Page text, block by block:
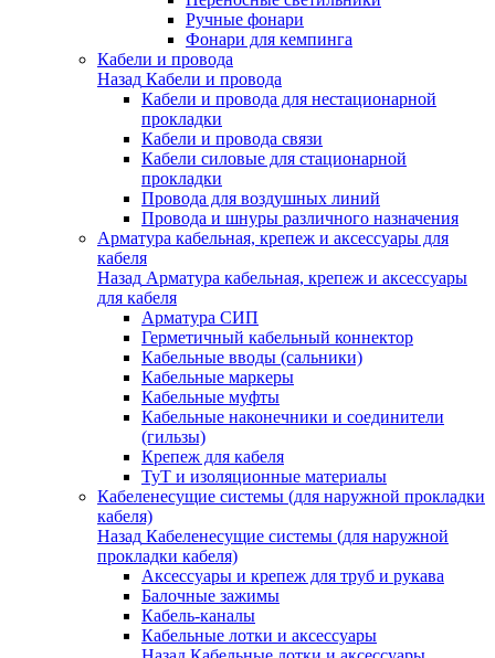
Ручные фонари
Фонари для кемпинга
Кабели и провода
Назад Кабели и провода
Кабели и провода для нестационарной
прокладки
Кабели и провода связи
Кабели силовые для стационарной
прокладки
Провода для воздушных линий
Провода и шнуры различного назначения
Арматура кабельная, крепеж и аксессуары для
кабеля
Назад Арматура кабельная, крепеж и аксессуары
для кабеля
Арматура СИП
Герметичный кабельный коннектор
Кабельные вводы (сальники)
Кабельные маркеры
Кабельные муфты
Кабельные наконечники и соединители
(гильзы)
Крепеж для кабеля
ТуТ и изоляционные материалы
Кабеленесущие системы (для наружной прокладки
кабеля)
Назад Кабеленесущие системы (для наружной
прокладки кабеля)
Аксессуары и крепеж для труб и рукава
Балочные зажимы
Кабель-каналы
Кабельные лотки и аксессуары